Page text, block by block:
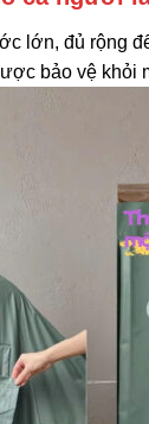
lớn, đủ rộng
bảo vệ khỏi